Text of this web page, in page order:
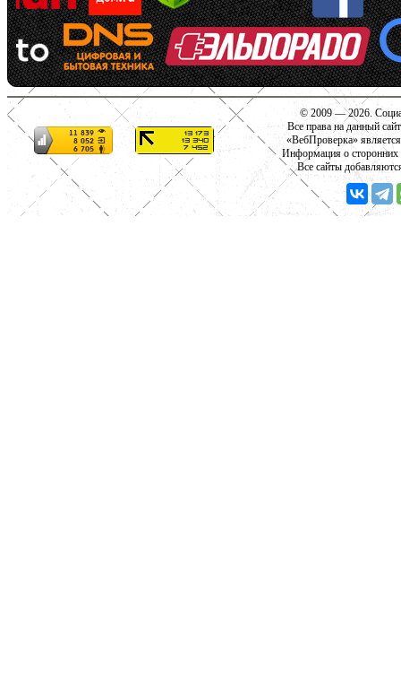
© 2009 — 2026.
Все права на данный
«ВебПроверка»
Информация о сторонних
Все сайты